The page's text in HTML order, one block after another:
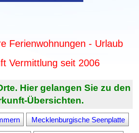
Ferienwohnungen - Urlaub
Vermittlung seit 2006
Hier gelangen Sie zu den
Übersichten.
Mecklenburgische Seenplatte